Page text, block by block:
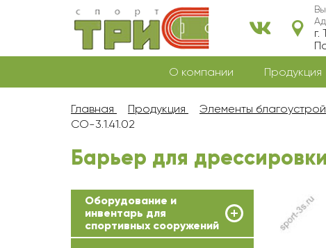
О компании Продукция
Главная Продукция Элементы
СО-3.1.41.02
Барьер для
Оборудование и
инвентарь для
спортивных сооружений